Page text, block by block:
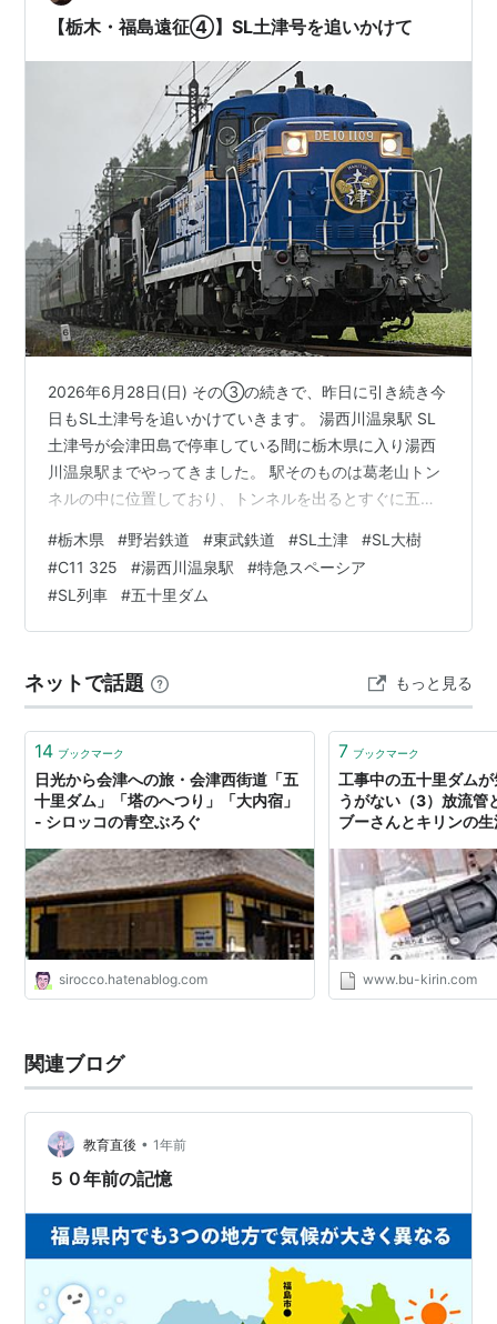
【栃木・福島遠征④】SL土津号を追いかけて
2026年6月28日(日) その③の続きで、昨日に引き続き今
日もSL土津号を追いかけていきます。 湯西川温泉駅 SL
土津号が会津田島で停車している間に栃木県に入り湯西
川温泉駅までやってきました。 駅そのものは葛老山トン
ネルの中に位置しており、トンネルを出るとすぐに五十
道の6050系が湯西川橋梁を渡っていく ここ湯西川温泉
駅には道の駅が併設されており、館内には近くの源泉か
ら引かれている温泉があります。 せっかくなのでSL土津
号が来るまでまだ時間があるので、一風呂浴びて行きま
ていたらいい時間に…
#栃木県 #野岩鉄道 #東武鉄道 #SL土津 #SL大樹
#C11 325 #湯西川温泉駅 #特急スペーシア
#SL列車 #五十里ダム
ネットで話題 もっと見る
14 ブックマーク
日光から会津への旅・会津西街道「五
十里ダム」「塔のへつり」「大内宿」
- シロッコの青空ぶろぐ
sirocco.hatenablog.com
7 ブックマーク
工事中の五十里ダム
うがない（3）放流管
ブーさんとキリンの
www.bu-kirin.com
関連ブログ
教育直後 • 1年前
５０年前の記憶